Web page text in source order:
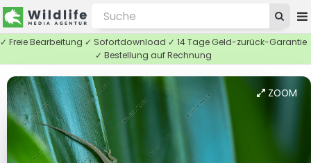
✓ Freie Bearbeitung ✓ Sofortdownload ✓ 14 Tage Geld-zurück-Garantie
✓ Bestellung auf Rechnung
ZOOM